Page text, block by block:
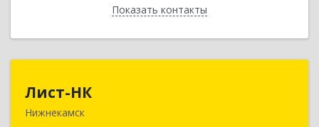
Показать контакты
Назад
Лист-НК
Нижнекамск
423585, Татарстан Респ, Нижнекамский р-н,